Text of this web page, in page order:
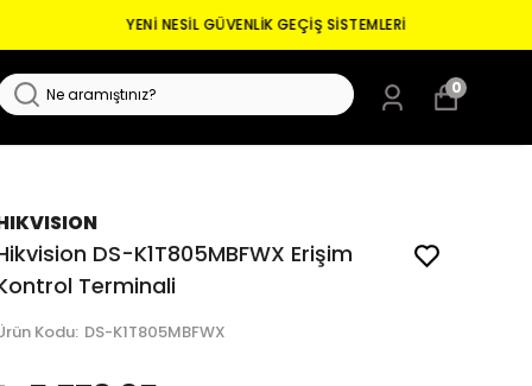
0
DS-K1T805MBFWX Erişim
Terminali
Kodu: DS-K1T805MBFWX